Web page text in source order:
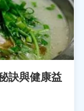
訣與健康益